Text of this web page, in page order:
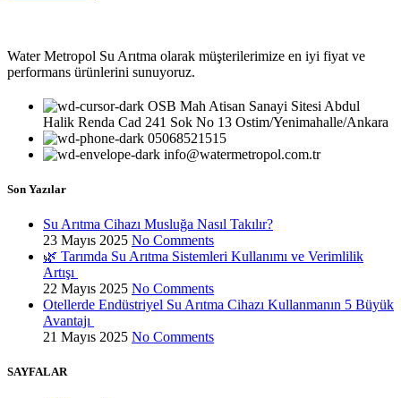
Water Metropol Su Arıtma olarak müşterilerimize en iyi fiyat ve
performans ürünlerini sunuyoruz.
OSB Mah Atisan Sanayi Sitesi Abdul
Halik Renda Cad 241 Sok No 13 Ostim/Yenimahalle/Ankara
05068521515
info@watermetropol.com.tr
Son Yazılar
Su Arıtma Cihazı Musluğa Nasıl Takılır?
23 Mayıs 2025 No Comments
🌿 Tarımda Su Arıtma Sistemleri Kullanımı ve Verimlilik
Artışı
22 Mayıs 2025 No Comments
Otellerde Endüstriyel Su Arıtma Cihazı Kullanmanın 5 Büyük
Avantajı
21 Mayıs 2025 No Comments
SAYFALAR